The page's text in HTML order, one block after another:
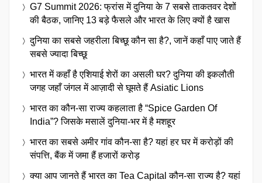
G7 Summit 2026: फ्रांस में दुनिया के 7 सबसे ताकतवर देशों
की बैठक, जानिए 13 बड़े फैसले और भारत के लिए क्यों है खास
दुनिया का सबसे जहरीला बिच्छू कौन सा है?, जानें कहाँ पाए जाते हैं
सबसे ज्यादा बिच्छू
भारत में कहाँ है एशियाई शेरों का असली घर? दुनिया की इकलौती
जगह जहाँ जंगल में आज़ादी से घूमते हैं Asiatic Lions
भारत का कौन-सा राज्य कहलाता है “Spice Garden Of
India”? जिसके मसालें दुनिया-भर में है मशहूर
भारत का सबसे अमीर गांव कौन-सा है? यहां हर घर में करोड़ों की
संपत्ति, बैंक में जमा हैं हजारों करोड़
क्या आप जानते हैं भारत का Tea Capital कौन-सा राज्य है? यहां